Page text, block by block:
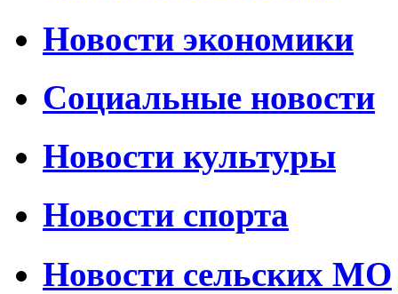
Новости экономики
Социальные новости
Новости культуры
Новости спорта
Новости сельских МО